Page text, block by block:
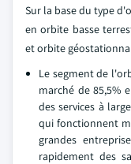
Sur la base du type
en orbite basse
et orbite
Le segment de
marché de 85,5%
des services à
qui fonctionnent
grandes
rapidement des